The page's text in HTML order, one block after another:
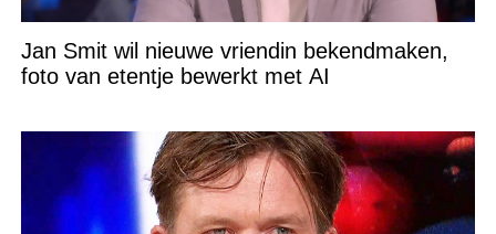
Jan Smit wil nieuwe vriendin bekendmaken,
foto van etentje bewerkt met AI